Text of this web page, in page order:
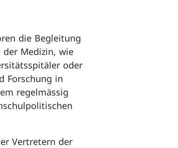
die Begleitung
Medizin, wie
oder
Forschung in
regelmässig
Vertretern der